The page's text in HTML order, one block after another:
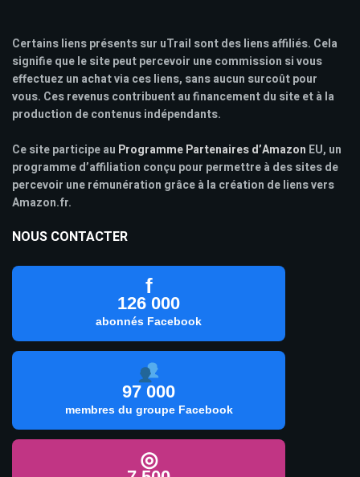
Certains liens présents sur uTrail sont des liens affiliés. Cela
signifie que le site peut percevoir une commission si vous
effectuez un achat via ces liens, sans aucun surcoût pour
vous. Ces revenus contribuent au financement du site et à la
production de contenus indépendants.
Ce site participe au Programme Partenaires d’Amazon EU, un
programme d’affiliation conçu pour permettre à des sites de
percevoir une rémunération grâce à la création de liens vers
Amazon.fr.
NOUS CONTACTER
f
126 000
abonnés Facebook
97 000
membres du groupe Facebook
◎